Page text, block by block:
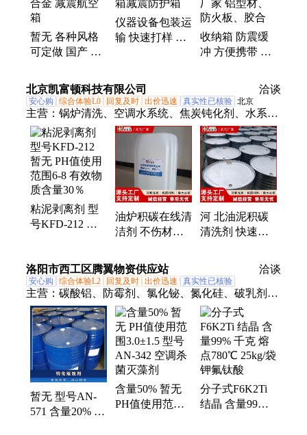
台道具箱、服装道具箱、运输储备箱、通讯设备箱、
五金工具箱、铝合金航空箱、产品展示箱、物资器材
箱
暂无 各种风格
可定做 国产 适
金 减震航空箱
仪器设备包装运
输 快速打样 定
收纳箱 防震缓
冲 方便携带 支
家 铝型材、防
火板、胶合
北京凯富顿科技有限公司 洽谈
安心购 综合体验L0 回复及时 出价迅速 真实性已核验 北京
主营： 锅炉清洗、空调水系统、焦炭钝化剂、水系统
杀菌、阻垢分散剂、洗涤高温水、粉尘抑制剂、脱硫
增效剂、在线清洗剂、氧化除藻剂、杀菌灭藻剂、水
系统管道、无二氧化氯、空调冷凝器、金属表面油
污、清除附着藻类、烟气湿法脱硫、高电导反渗透、
通风系统清洗、空调风机盘管、导热油炉清洗、玻璃
鳞片胶泥、烟气脱硫脱硝、锅炉除垢除锈、填料水垢
清洗
粘泥剥离剂 型
号KFD-212 暂
含量30％
油炉积碳在线清
洁剂 不伤材质
可定制 凯富顿
河 北油泥积碳
清洗剂 快速清
剂 广泛应用 凯
富顿
洛阳市西工区腾翼物资供应站 洽谈
安心购 综合体验L2 回复及时 出价迅速 真实性已核验
主营： 碳酸铝、防霉剂、氯化铋、氮化硅、破乳剂、
硅酸镁、磷酸铝、化学试剂、抗静电剂、乙酸乙酯、
氢氧化镁、焦磷酸钠、干燥通风、次磷酸镁、氯化氢
乙醇、氯化氢甲醇、聚丙烯酸钾、闪点提高剂、柴油
降凝剂、硫代硫酸铵、聚丙烯酰胺、多聚磷酸钠、25
公斤纸板桶、硫代乙醇酸钠、高分子絮凝剂
暂无 型号AN-
571 含量20% 执
含量50% 暂无
PH值使用范围
分子式F6K2Ti
结晶 含量99%